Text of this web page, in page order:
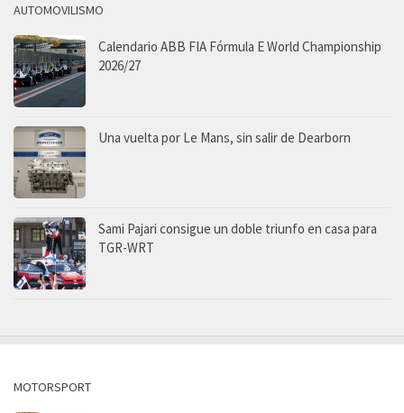
AUTOMOVILISMO
Calendario ABB FIA Fórmula E World Championship
2026/27
Una vuelta por Le Mans, sin salir de Dearborn
Sami Pajari consigue un doble triunfo en casa para
TGR-WRT
MOTORSPORT